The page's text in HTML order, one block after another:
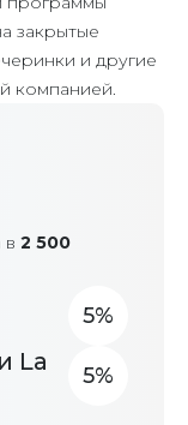
закрытые
и другие
компанией.
в 2 500
5
La
5